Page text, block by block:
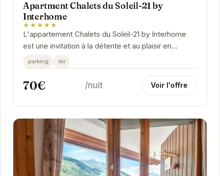
Apartment Chalets du Soleil-21 by
Interhome
★★★★★
L'appartement Chalets du Soleil-21 by Interhome
est une invitation à la détente et au plaisir en
montagne. Son emplacement privilégié aux Deux...
parking ski
70€ /nuit Voir l'offre